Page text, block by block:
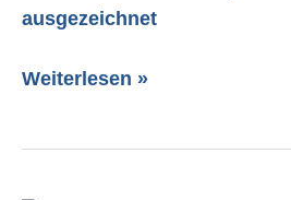
ausgezeichnet
Weiterlesen »